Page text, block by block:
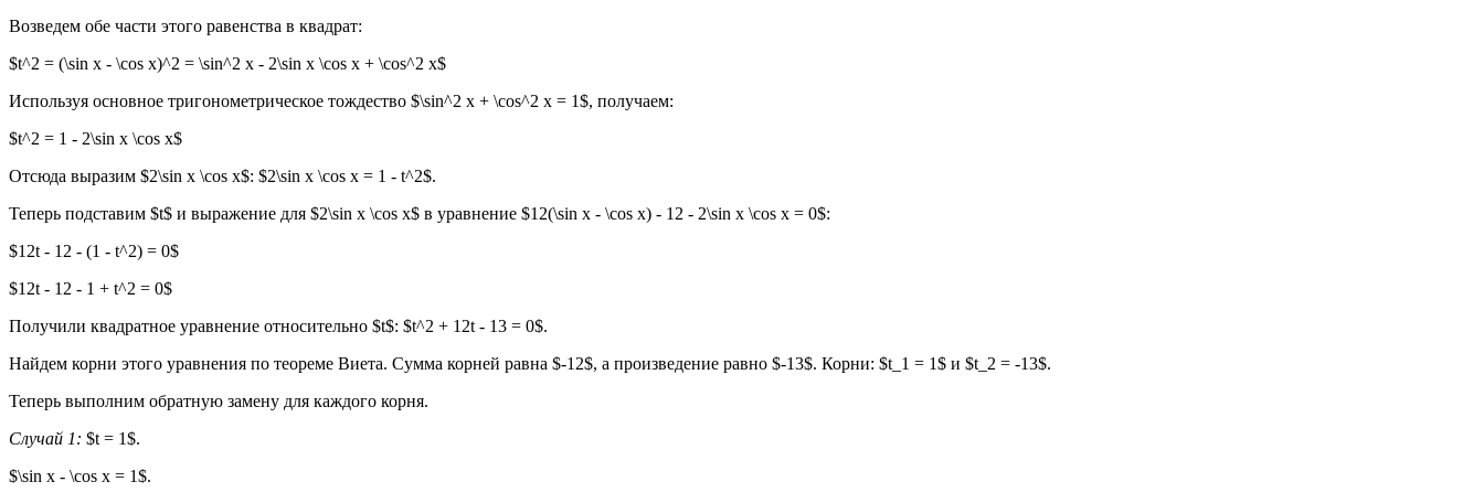
Возведем обе части этого равенства в квадрат:
$t^2 = (\sin x - \cos x)^2 = \sin^2 x - 2\sin x \cos x + \cos^2 x$
Используя основное тригонометрическое тождество $\sin^2 x + \cos^2 x = 1$, получаем:
$t^2 = 1 - 2\sin x \cos x$
Отсюда выразим $2\sin x \cos x$: $2\sin x \cos x = 1 - t^2$.
Теперь подставим $t$ и выражение для $2\sin x \cos x$ в уравнение $12(\sin x - \cos x) - 12 - 2\sin x \cos x = 0$:
$12t - 12 - (1 - t^2) = 0$
$12t - 12 - 1 + t^2 = 0$
Получили квадратное уравнение относительно $t$: $t^2 + 12t - 13 = 0$.
Найдем корни этого уравнения по теореме Виета. Сумма корней равна $-12$, а произведение равно $-13$. Корни: $t_1 = 1$ и $t_2 = -13$.
Теперь выполним обратную замену для каждого корня.
Случай 1: $t = 1$.
$\sin x - \cos x = 1$.